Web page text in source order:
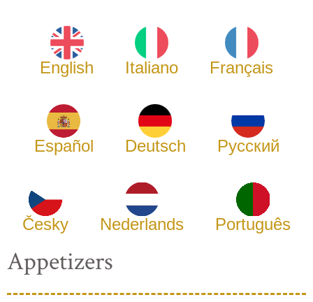
English Italiano Français
Español Deutsch Русский
Česky Nederlands Português
Appetizers